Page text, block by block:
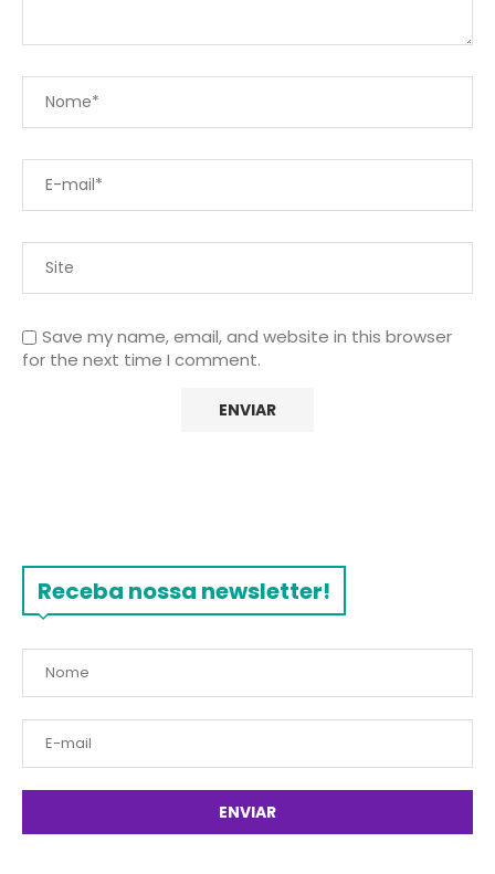
Save my name, email, and website in this browser
for the next time I comment.
Receba nossa newsletter!